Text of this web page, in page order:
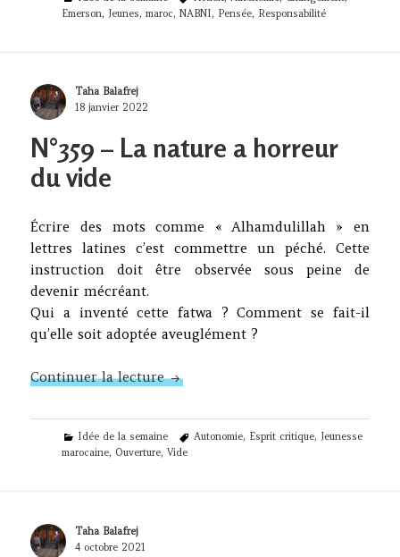
Emerson, Jeunes, maroc, NABNI, Pensée, Responsabilité
Author
Taha Balafrej
Posted
18 janvier 2022
N°359 – La nature a horreur
du vide
Écrire des mots comme « Alhamdulillah » en
lettres latines c’est commettre un péché. Cette
instruction doit être observée sous peine de
devenir mécréant.
Qui a inventé cette fatwa ? Comment se fait-il
qu’elle soit adoptée aveuglément ?
Continuer la lectureN°359 – La nature a horreur du
Categories
Idée de la semaine Tags
Autonomie, Esprit critique, Jeunesse
marocaine, Ouverture, Vide
Author
Taha Balafrej
Posted
4 octobre 2021